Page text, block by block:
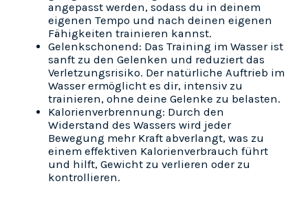
angepasst werden, sodass du in deinem
eigenen Tempo und nach deinen eigenen
Fähigkeiten trainieren kannst.
Gelenkschonend: Das Training im Wasser ist
sanft zu den Gelenken und reduziert das
Verletzungsrisiko. Der natürliche Auftrieb im
Wasser ermöglicht es dir, intensiv zu
trainieren, ohne deine Gelenke zu belasten.
Kalorienverbrennung: Durch den
Widerstand des Wassers wird jeder
Bewegung mehr Kraft abverlangt, was zu
einem effektiven Kalorienverbrauch führt
und hilft, Gewicht zu verlieren oder zu
kontrollieren.